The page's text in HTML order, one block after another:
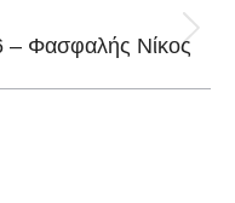
– Φασφαλής Νίκος